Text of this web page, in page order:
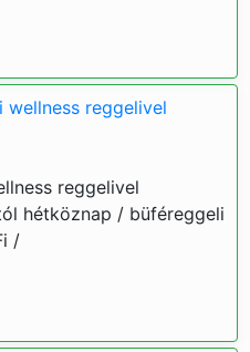
reggelivel
reggelivel
hétköznap / büféreggeli
/